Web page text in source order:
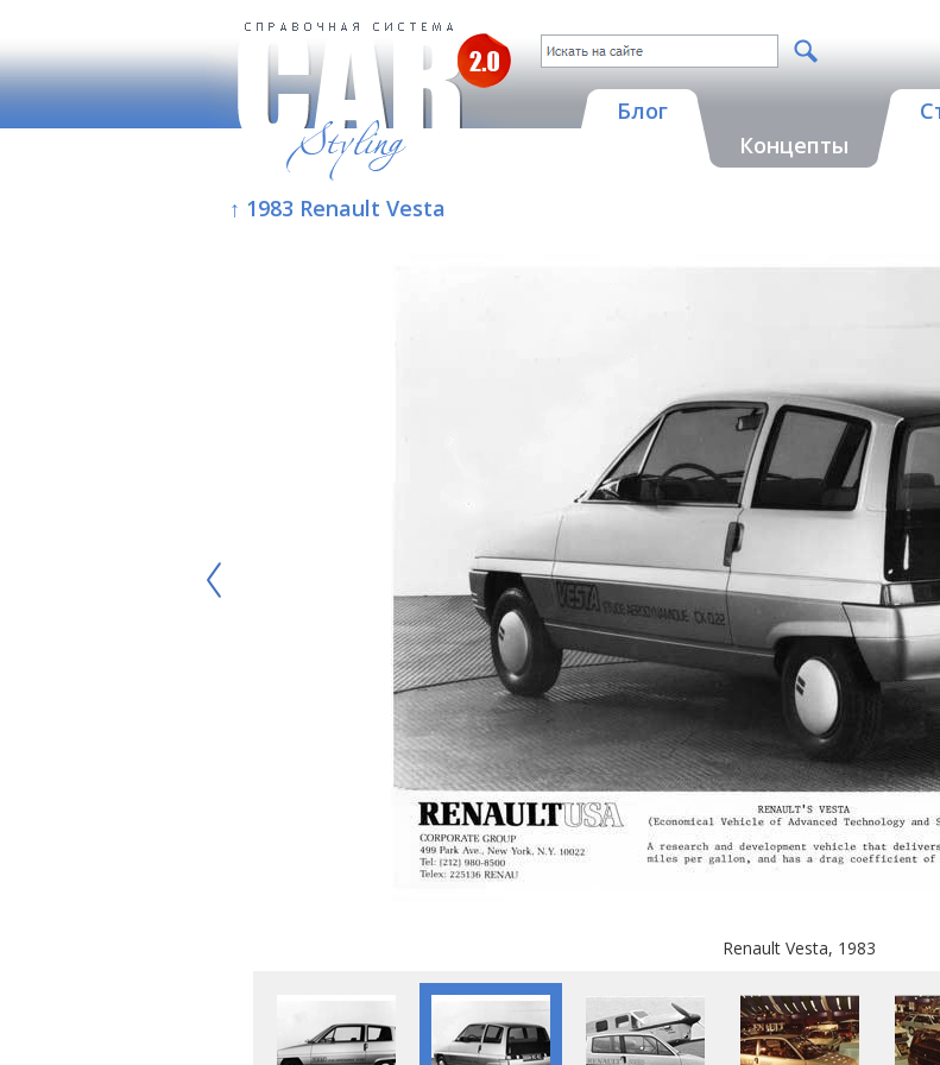
Блог
Концепты
↑ 1983 Renault Vesta
Renault Vesta, 1983